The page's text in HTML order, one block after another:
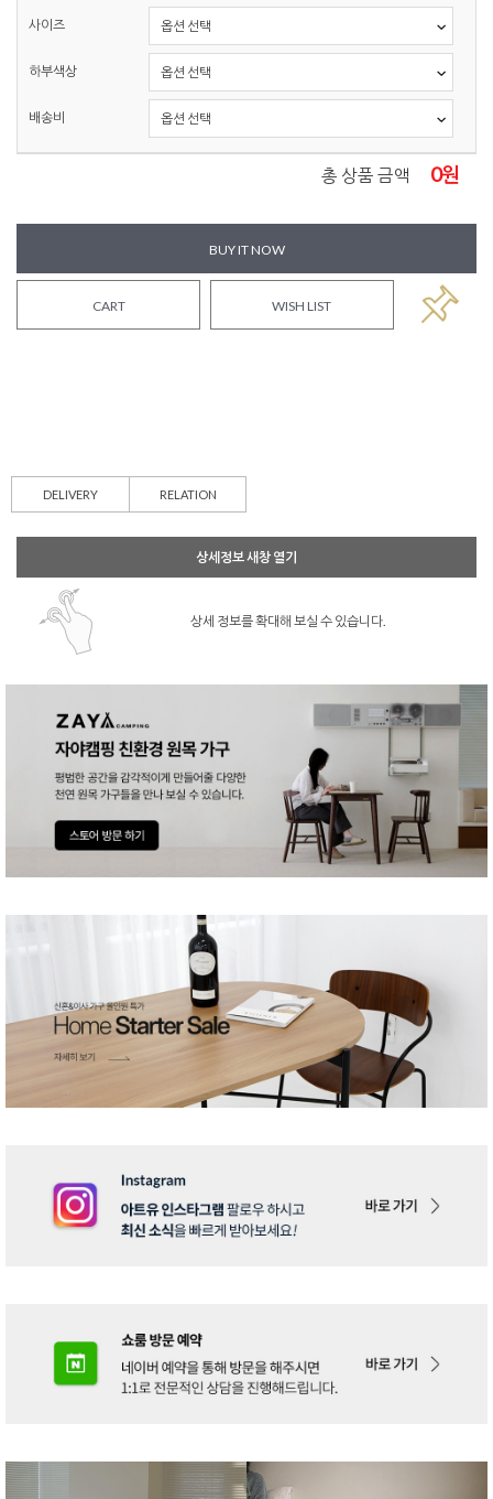
사이즈
하부색상
배송비
총 상품 금액 0원
BUY IT NOW
CART WISH LIST
DELIVERY RELATION
상세정보 새창 열기
상세 정보를 확대해 보실 수 있습니다.